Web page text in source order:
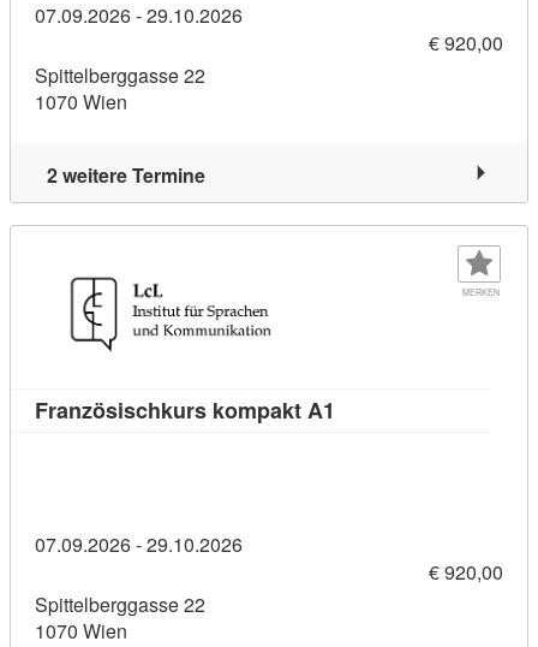
07.09.2026 - 29.10.2026
€ 920,00
Spittelberggasse 22
1070 Wien
2 weitere Termine
MERKEN
Französischkurs kompakt A1
07.09.2026 - 29.10.2026
€ 920,00
Spittelberggasse 22
1070 Wien